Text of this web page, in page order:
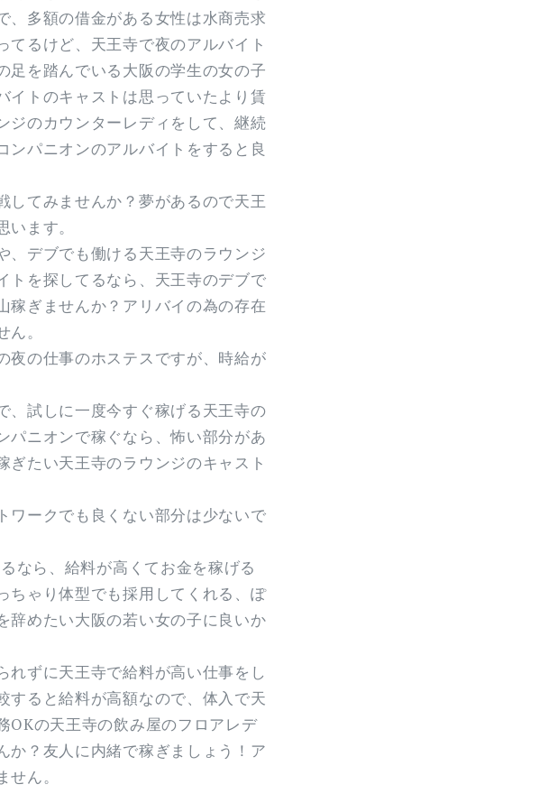
、多額の借金がある女性は水商売求
てるけど、天王寺で夜のアルバイト
足を踏んでいる大阪の学生の女の子
イトのキャストは思っていたより賃
ジのカウンターレディをして、継続
ンパニオンのアルバイトをすると良
してみませんか？夢があるので天王
ます。
、デブでも働ける天王寺のラウンジ
トを探してるなら、天王寺のデブで
稼ぎませんか？アリバイの為の存在
。
夜の仕事のホステスですが、時給が
、試しに一度今すぐ稼げる天王寺の
パニオンで稼ぐなら、怖い部分があ
たい天王寺のラウンジのキャスト
ワークでも良くない部分は少ないで
なら、給料が高くてお金を稼げる
ちゃり体型でも採用してくれる、ぽ
辞めたい大阪の若い女の子に良いか
ずに天王寺で給料が高い仕事をし
すると給料が高額なので、体入で天
OKの天王寺の飲み屋のフロアレデ
か？友人に内緒で稼ぎましょう！ア
ん。